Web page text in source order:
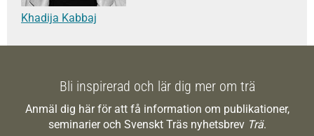
Khadija Kabbaj
Bli inspirerad och lär dig mer om trä
Anmäl dig här för att få information om publikationer,
seminarier och Svenskt Träs nyhetsbrev Trä.